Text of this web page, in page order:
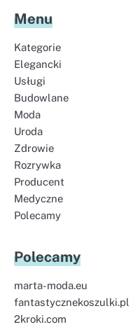
Menu
Kategorie
Elegancki
Usługi
Budowlane
Moda
Uroda
Zdrowie
Rozrywka
Producent
Medyczne
Polecamy
Polecamy
marta-moda.eu
fantastycznekoszulki.pl
2kroki.com